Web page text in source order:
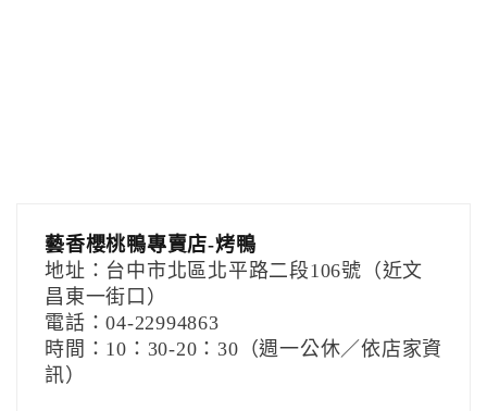
藝香櫻桃鴨專賣店-烤鴨
地址：台中市北區北平路二段106號（近文
昌東一街口）
電話：04-22994863
時間：10：30-20：30（週一公休／依店家資
訊）